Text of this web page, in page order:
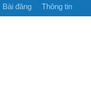
Bài đăng Thông tin